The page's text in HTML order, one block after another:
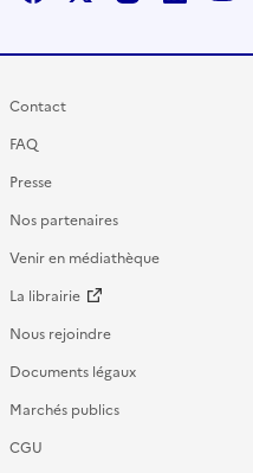
Contact
FAQ
Presse
Nos partenaires
Venir en médiathèque
La librairie
Nous rejoindre
Documents légaux
Marchés publics
CGU